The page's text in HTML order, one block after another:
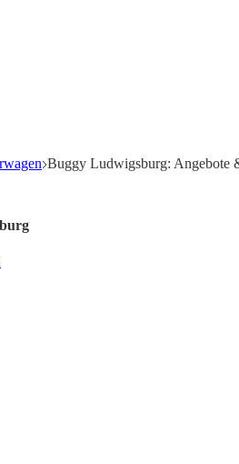
Buggy Ludwigsburg: Angebote